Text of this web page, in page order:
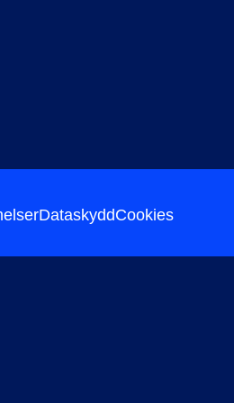
DataskyddCookies